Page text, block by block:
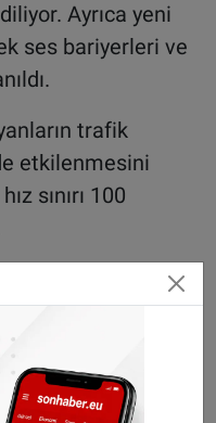
Ayrıca yeni
ses bariyerleri ve
trafik
etkilenmesini
sınırı 100
yeni
yolları ve yaban
de inşa edildi.